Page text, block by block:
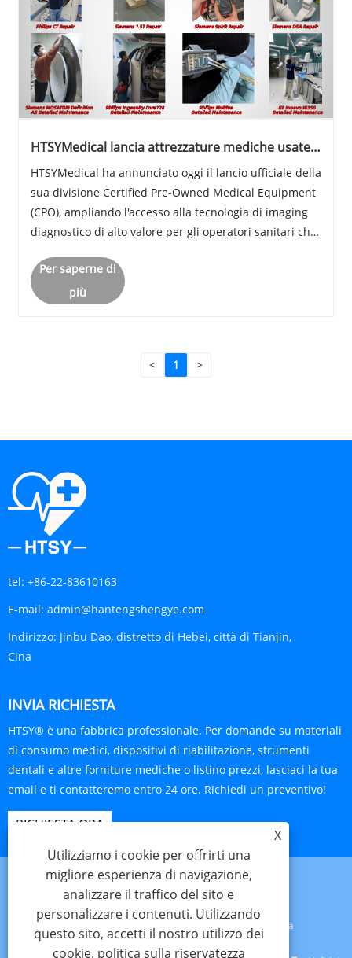
HTSYMedical lancia attrezzature mediche usate
HTSYMedical ha annunciato oggi il lancio ufficiale della
sua divisione Certified Pre-Owned Medical Equipment
(CPO), ampliando l'accesso alla tecnologia di imaging
diagnostico di alto valore per gli operatori sanitari che
efficienza dei costi.
Per saperne di
più
< 1 >
tel: +86-22-83610163
E-mail: admin@hantengshengye.com
Indirizzo: Jinbu Dao, distretto di Hebei, città di Tianjin,
Cina
INVIA RICHIESTA
HTSY® è una fabbrica professionale. Per domande su materiali
di consumo medici, dispositivi di riabilitazione, strumenti
dentali e altre forniture mediche o listino prezzi, lasciaci la tua
email e ti contatteremo entro 24 ore. Richiedi un preventivo!
RICHIESTA ORA
politica sulla riservatezza
X
Utilizziamo i cookie per offrirti una
migliore esperienza di navigazione,
analizzare il traffico del sito e
personalizzare i contenuti. Utilizzando
questo sito, accetti il ​​nostro utilizzo dei
cookie. politica sulla riservatezza